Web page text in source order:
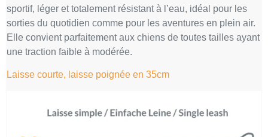
sportif, léger et totalement résistant à l’eau, idéal pour les
sorties du quotidien comme pour les aventures en plein air.
Elle convient parfaitement aux chiens de toutes tailles ayant
une traction faible à modérée.
Laisse courte, laisse poignée en 35cm